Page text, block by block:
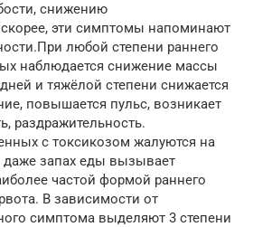
снижению
скорее, эти симптомы напоминают
любой степени раннего
наблюдается снижение массы
и тяжёлой степени снижается
повышается пульс, возникает
раздражительность.
с токсикозом жалуются на
запах еды вызывает
частой формой раннего
В зависимости от
симптома выделяют 3 степени